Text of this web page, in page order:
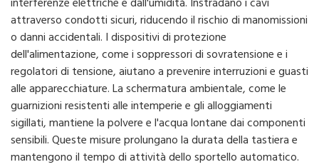
attraverso condotti sicuri, riducendo il rischio di manomissioni
o danni accidentali. I dispositivi di protezione
dell'alimentazione, come i soppressori di sovratensione e i
regolatori di tensione, aiutano a prevenire interruzioni e guasti
alle apparecchiature. La schermatura ambientale, come le
guarnizioni resistenti alle intemperie e gli alloggiamenti
sigillati, mantiene la polvere e l'acqua lontane dai componenti
sensibili. Queste misure prolungano la durata della tastiera e
mantengono il tempo di attività dello sportello automatico.